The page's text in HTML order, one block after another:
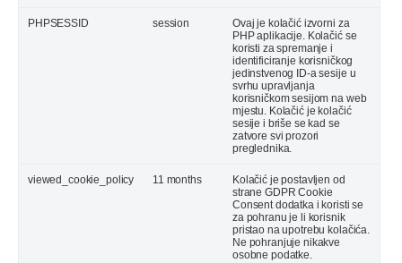
PHPSESSID session
Ovaj je kolačić izvorni za
PHP aplikacije. Kolačić se
koristi za spremanje i
identificiranje korisničkog
jedinstvenog ID-a sesije u
svrhu upravljanja
korisničkom sesijom na web
mjestu. Kolačić je kolačić
sesije i briše se kad se
zatvore svi prozori
preglednika.
viewed_cookie_policy 11 months
Kolačić je postavljen od
strane GDPR Cookie
Consent dodatka i koristi se
za pohranu je li korisnik
pristao na upotrebu kolačića.
Ne pohranjuje nikakve
osobne podatke.